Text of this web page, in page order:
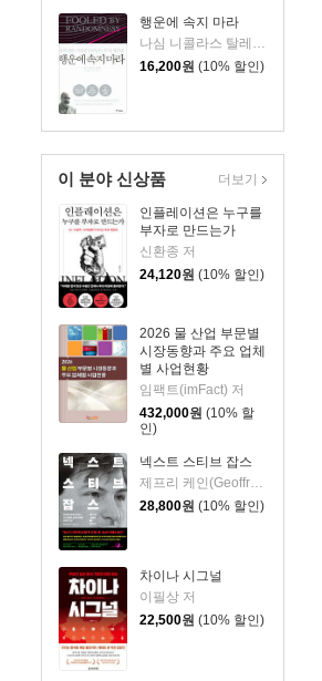
행운에 속지 마라
16,200원 (10% 할인)
이 분야 신상품
인플레이션은 누구를
부자로 만드는가
신환종 저
24,120원 (10% 할인)
2026 물 산업 부문별
시장동향과 주요 업체
별 사업현황
임팩트(imFact) 저
432,000원 (10% 할
인)
넥스트 스티브 잡스
28,800원 (10% 할인)
차이나 시그널
이필상 저
22,500원 (10% 할인)
더보기